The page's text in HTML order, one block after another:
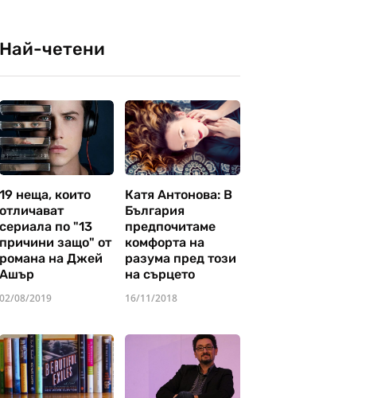
Най-четени
19 неща, които
отличават
сериала по "13
причини защо" от
романа на Джей
Ашър
02/08/2019
Катя Антонова: В
България
предпочитаме
комфорта на
разума пред този
на сърцето
16/11/2018